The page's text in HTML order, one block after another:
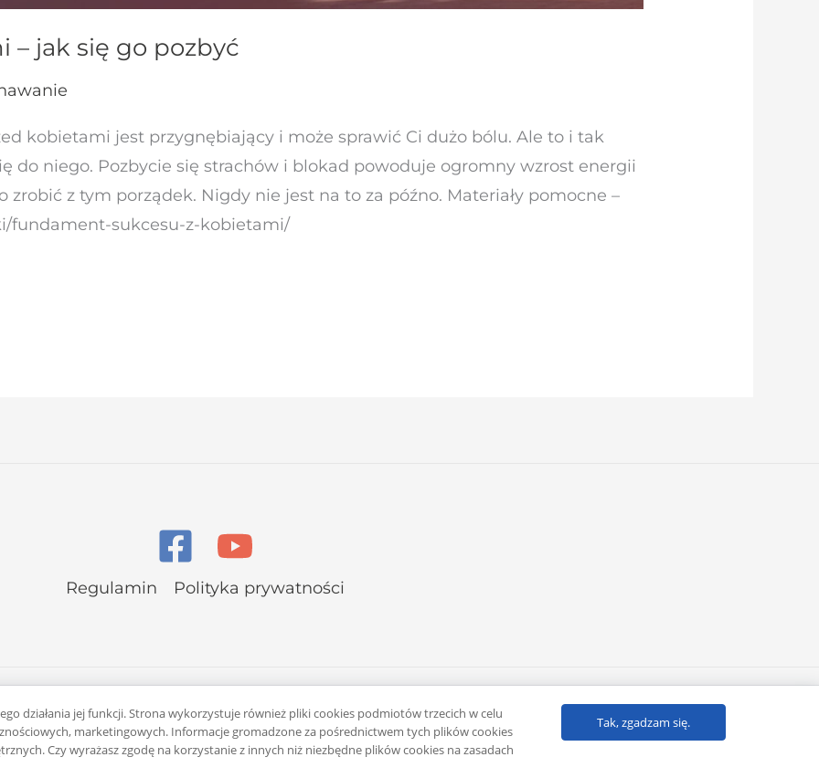
– jak się go pozbyć
kobietami jest przygnębiający i może sprawić Ci dużo bólu. Ale to i tak
do niego. Pozbycie się strachów i blokad powoduje ogromny wzrost energii
zrobić z tym porządek. Nigdy nie jest na to za późno. Materiały pomocne –
fundament-sukcesu-z-kobietami/
Regulamin Polityka prywatności
Powered byKlub eMarketera
działania jej funkcji. Strona wykorzystuje również pliki cookies podmiotów trzecich w celu
marketingowych. Informacje gromadzone za pośrednictwem tych plików cookies
Czy wyrażasz zgodę na korzystanie z innych niż niezbędne plików cookies na zasadach
Tak, zgadzam się.